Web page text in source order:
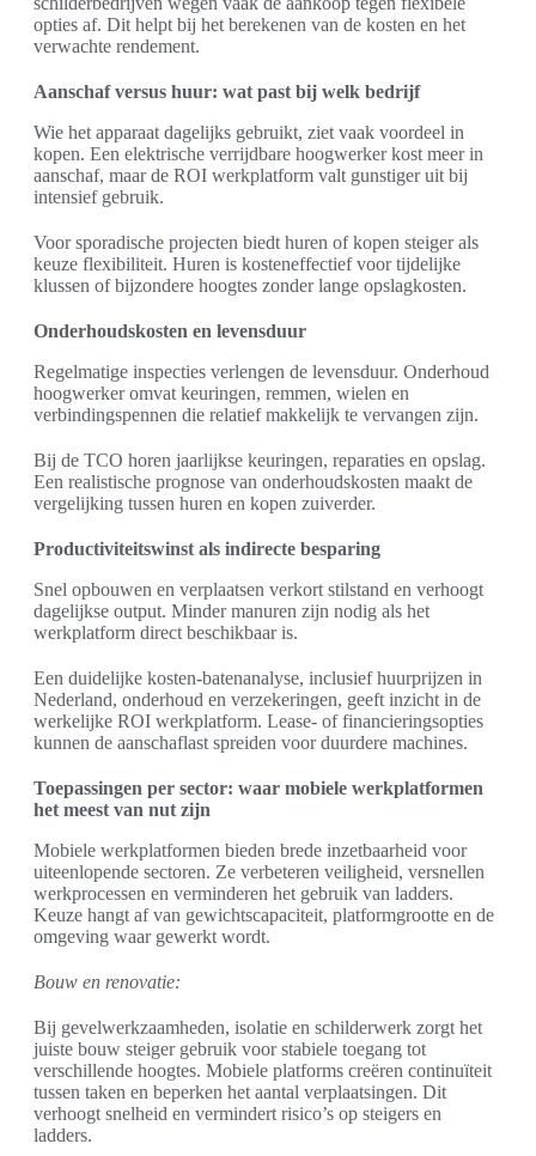
opties af. Dit helpt bij het berekenen van de kosten en het
verwachte rendement.
Aanschaf versus huur: wat past bij welk bedrijf
Wie het apparaat dagelijks gebruikt, ziet vaak voordeel in
kopen. Een elektrische verrijdbare hoogwerker kost meer in
aanschaf, maar de ROI werkplatform valt gunstiger uit bij
intensief gebruik.
Voor sporadische projecten biedt huren of kopen steiger als
keuze flexibiliteit. Huren is kosteneffectief voor tijdelijke
klussen of bijzondere hoogtes zonder lange opslagkosten.
Onderhoudskosten en levensduur
Regelmatige inspecties verlengen de levensduur. Onderhoud
hoogwerker omvat keuringen, remmen, wielen en
verbindingspennen die relatief makkelijk te vervangen zijn.
Bij de TCO horen jaarlijkse keuringen, reparaties en opslag.
Een realistische prognose van onderhoudskosten maakt de
vergelijking tussen huren en kopen zuiverder.
Productiviteitswinst als indirecte besparing
Snel opbouwen en verplaatsen verkort stilstand en verhoogt
dagelijkse output. Minder manuren zijn nodig als het
werkplatform direct beschikbaar is.
Een duidelijke kosten-batenanalyse, inclusief huurprijzen in
Nederland, onderhoud en verzekeringen, geeft inzicht in de
werkelijke ROI werkplatform. Lease- of financieringsopties
kunnen de aanschaflast spreiden voor duurdere machines.
Toepassingen per sector: waar mobiele werkplatformen
het meest van nut zijn
Mobiele werkplatformen bieden brede inzetbaarheid voor
uiteenlopende sectoren. Ze verbeteren veiligheid, versnellen
werkprocessen en verminderen het gebruik van ladders.
Keuze hangt af van gewichtscapaciteit, platformgrootte en de
omgeving waar gewerkt wordt.
Bouw en renovatie:
Bij gevelwerkzaamheden, isolatie en schilderwerk zorgt het
juiste bouw steiger gebruik voor stabiele toegang tot
verschillende hoogtes. Mobiele platforms creëren continuïteit
tussen taken en beperken het aantal verplaatsingen. Dit
verhoogt snelheid en vermindert risico’s op steigers en
ladders.